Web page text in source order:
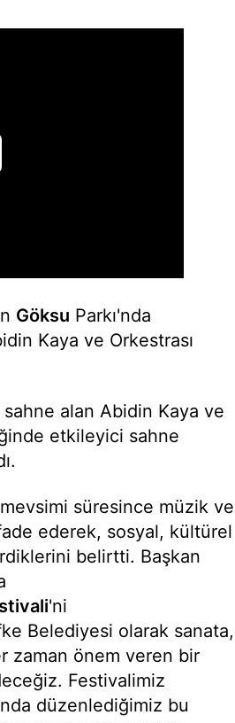
Göksu Parkı'nda
Kaya ve Orkestrası
alan Abidin Kaya ve
etkileyici sahne
süresince müzik ve
ederek, sosyal, kültürel
belirtti. Başkan
'ni
Belediyesi olarak sanata,
zaman önem veren bir
Festivalimiz
düzenlediğimiz bu